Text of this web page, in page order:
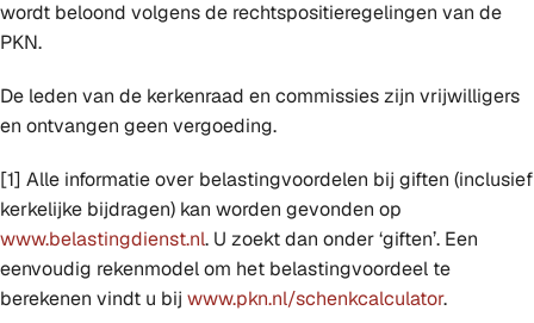
wordt beloond volgens de rechtspositieregelingen van de
PKN.
De leden van de kerkenraad en commissies zijn vrijwilligers
en ontvangen geen vergoeding.
[1] Alle informatie over belastingvoordelen bij giften (inclusief
kerkelijke bijdragen) kan worden gevonden op
www.belastingdienst.nl. U zoekt dan onder ‘giften’. Een
eenvoudig rekenmodel om het belastingvoordeel te
berekenen vindt u bij www.pkn.nl/schenkcalculator.